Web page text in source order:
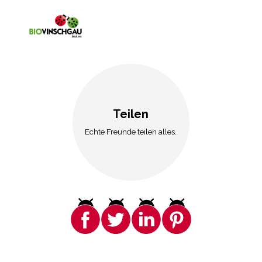
Teilen
Echte Freunde teilen alles.